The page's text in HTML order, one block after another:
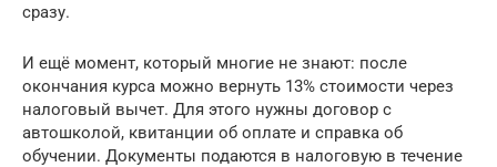
сразу.
И ещё момент, который многие не знают: после
окончания курса можно вернуть 13% стоимости через
налоговый вычет. Для этого нужны договор с
автошколой, квитанции об оплате и справка об
обучении. Документы подаются в налоговую в течение